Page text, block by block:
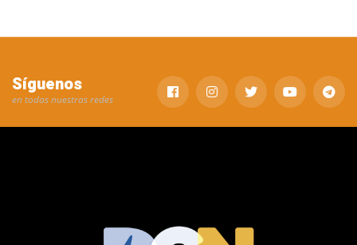
Síguenos
en todas nuestras redes